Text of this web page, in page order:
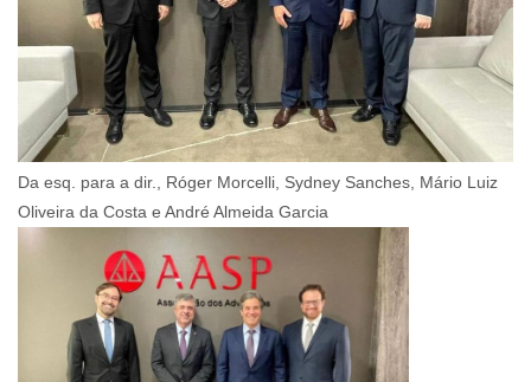
Da esq. para a dir., Róger Morcelli, Sydney Sanches, Mário Luiz
Oliveira da Costa e André Almeida Garcia